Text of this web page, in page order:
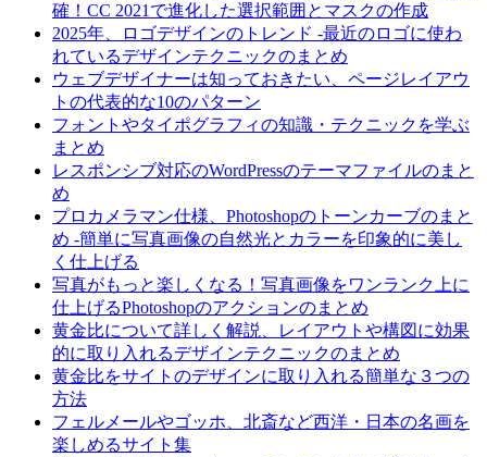
確！CC 2021で進化した選択範囲とマスクの作成
2025年、ロゴデザインのトレンド -最近のロゴに使わ
れているデザインテクニックのまとめ
ウェブデザイナーは知っておきたい、ページレイアウ
トの代表的な10のパターン
フォントやタイポグラフィの知識・テクニックを学ぶ
まとめ
レスポンシブ対応のWordPressのテーマファイルのまと
め
プロカメラマン仕様、Photoshopのトーンカーブのまと
め -簡単に写真画像の自然光とカラーを印象的に美し
く仕上げる
写真がもっと楽しくなる！写真画像をワンランク上に
仕上げるPhotoshopのアクションのまとめ
黄金比について詳しく解説、レイアウトや構図に効果
的に取り入れるデザインテクニックのまとめ
黄金比をサイトのデザインに取り入れる簡単な３つの
方法
フェルメールやゴッホ、北斎など西洋・日本の名画を
楽しめるサイト集